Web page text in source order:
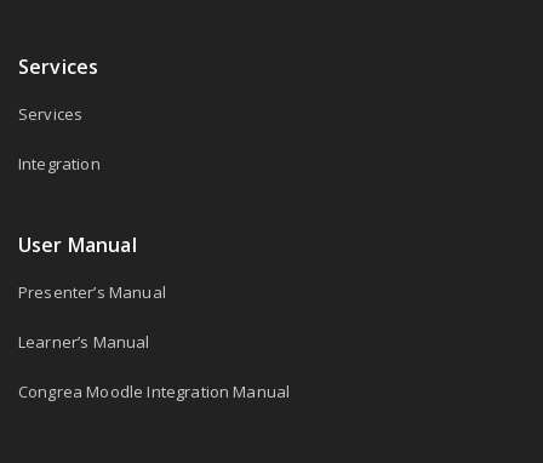
Services
Services
Integration
User Manual
Presenter’s Manual
Learner’s Manual
Congrea Moodle Integration Manual